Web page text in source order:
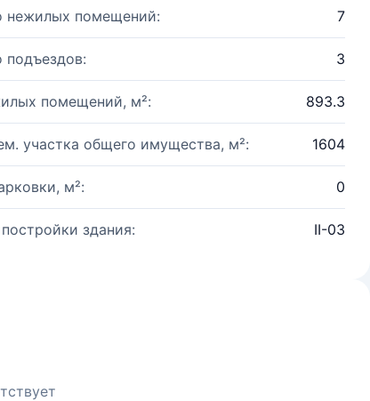
нежилых помещений: 7
подъездов: 3
помещений, м²: 893.3
участка общего имущества, м²: 1604
м²: 0
здания: II-03